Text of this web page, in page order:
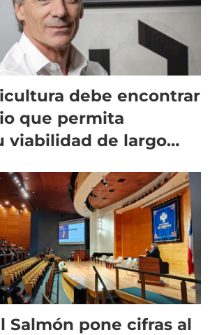
debe encontrar
que permita
viabilidad de largo
Salmón pone cifras al